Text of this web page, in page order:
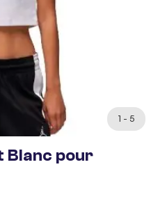
1 - 5
Blanc pour